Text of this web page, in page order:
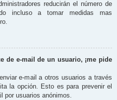
reducirán el número de
incluso a tomar medidas mas
de e-mail de un usuario, ¡me pide
e-mail a otros usuarios a través
la opción. Esto es para prevenir el
por usuarios anónimos.